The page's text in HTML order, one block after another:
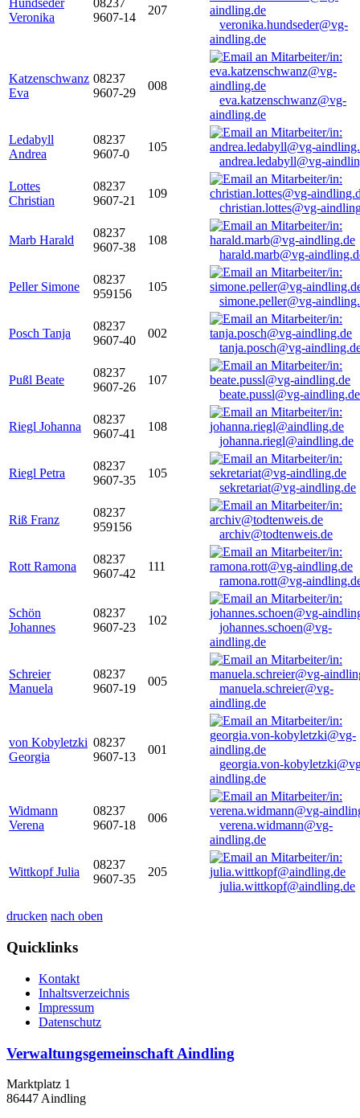
Hundseder
Veronika
08237
9607-14
207
veronika.hundseder@vg-
aindling.de
Katzenschwanz
Eva
08237
9607-29
008
eva.katzenschwanz@vg-
aindling.de
Ledabyll
Andrea
08237
9607-0
105
andrea.ledabyll@vg-
Lottes
Christian
08237
9607-21
109
christian.lottes@vg-
Marb Harald
08237
9607-38
108
harald.marb@vg-
Peller Simone
08237
959156
105
simone.peller@vg-
Posch Tanja
08237
9607-40
002
tanja.posch@vg-
Pußl Beate
08237
9607-26
107
beate.pussl@vg-aindling.de
Riegl Johanna
08237
9607-41
108
johanna.riegl@aindling.de
Riegl Petra
08237
9607-35
105
sekretariat@vg-aindling.de
Riß Franz
08237
959156
archiv@todtenweis.de
Rott Ramona
08237
9607-42
111
ramona.rott@vg-
Schön
Johannes
08237
9607-23
102
johannes.schoen@vg-
aindling.de
Schreier
Manuela
08237
9607-19
005
manuela.schreier@vg-
aindling.de
von Kobyletzki
Georgia
08237
9607-13
001
georgia.von-
aindling.de
Widmann
Verena
08237
9607-18
006
verena.widmann@vg-
aindling.de
Wittkopf Julia
08237
9607-35
205
julia.wittkopf@aindling.de
drucken nach oben
Quicklinks
Kontakt
Inhaltsverzeichnis
Impressum
Datenschutz
Verwaltungsgemeinschaft Aindling
Marktplatz 1
86447 Aindling